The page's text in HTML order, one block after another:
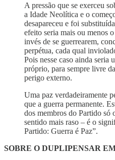
A pressão que se exerceu
a Idade Neolítica e o
desapareceu e foi
efeito seria mais ou menos
invés de se guerrearem,
perpétua, cada qual
Pois nesse caso ainda seria
próprio, para sempre livre
perigo externo.
Uma paz verdadeiramente
que a guerra permanente.
dos membros do Partido só
sentido mais raso – é o
Partido: Guerra é Paz”.
SOBRE O DUPLIPENSAR EM